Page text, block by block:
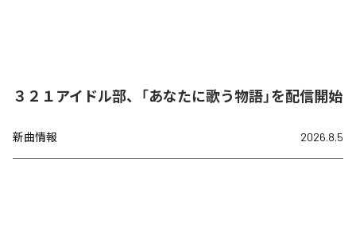
３２１アイドル部、「あなたに歌う物語」を配信開始
新曲情報 2026.8.5